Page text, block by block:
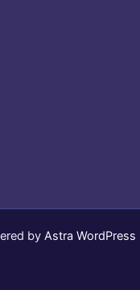
by Astra WordPress